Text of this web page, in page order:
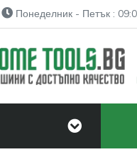
Понеделник - Петък :